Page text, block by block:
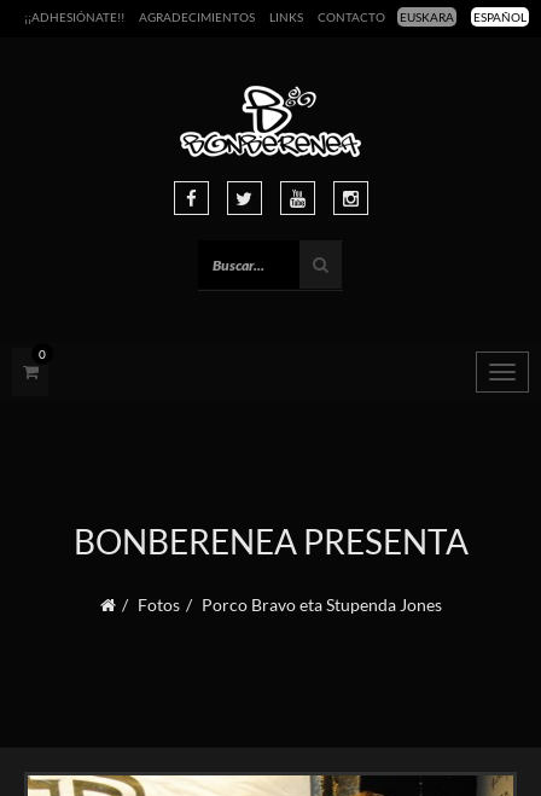
EUSKARA ESPAÑOL
¡¡ADHESIÓNATE!! AGRADECIMIENTOS LINKS CONTACTO
0
BONBERENEA PRESENTA
Fotos Porco Bravo eta Stupenda Jones